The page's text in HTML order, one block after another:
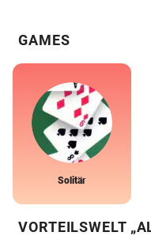
GAMES
Solitär
VORTEILSWELT